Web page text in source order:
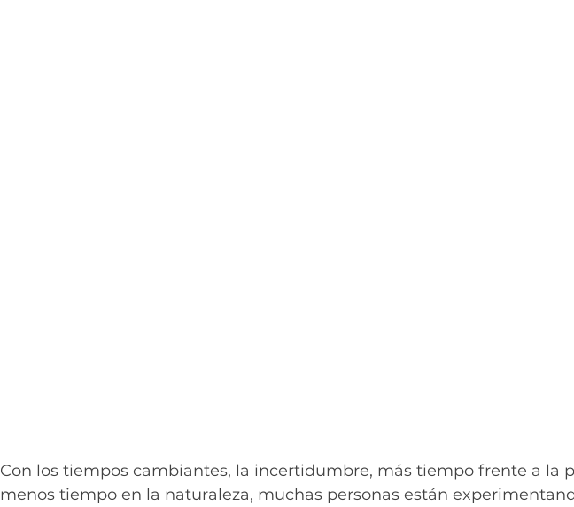
Con los tiempos cambiantes, la incertidumbre, más tiempo frente a la
menos tiempo en la naturaleza, muchas personas están